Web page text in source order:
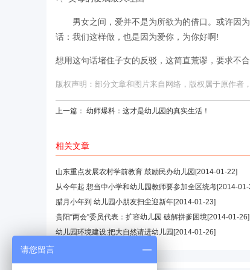
男女之间，爱并不是为所欲为的借口。或许因为
话：我们这样做，也是因为爱你，为你好啊!
想用这句话堵住子女的反驳，这简直荒谬，要求不合
版权声明：部分文章和图片来自网络，版权属于原作者
上一篇： 幼师爆料：这才是幼儿园的真实生活！
相关文章
山东重点发展农村学前教育 鼓励民办幼儿园 [2014-01-22]
从今年起 想当中小学和幼儿园教师要参加全区统考[2014-01-
腊月小年到 幼儿园小朋友扫尘迎新年[2014-01-23]
贵阳“两会”委员代表：扩容幼儿园 破解拼爹困境[2014-01-26]
幼儿园环境建设:把大自然请进幼儿园 [2014-01-26]
请您留言